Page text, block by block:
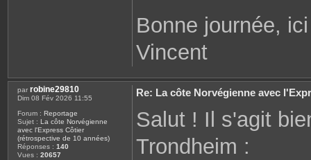
Bonne journée,
Vincent
par robine29810
Dim 08 Fév 2026 11:55
Forum : Reportage
Sujet : La côte Norvégienne
avec l'Express Côtier
(rétrospective de 10 années)
Réponses : 140
Vues : 20657
Re: La côte Norvégienne avec
Salut ! Il s'agit
Trondheim :